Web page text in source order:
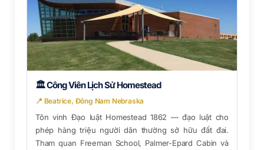
🏛 Công Viên Lịch Sử Homestead
📍 Beatrice, Đông Nam Nebraska
Tôn vinh Đạo luật Homestead 1862 — đạo luật cho
phép hàng triệu người dân thường sở hữu đất đai.
Tham quan Freeman School, Palmer-Epard Cabin và